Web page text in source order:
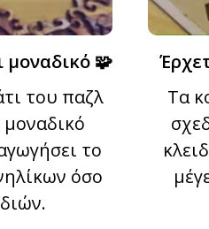
μοναδικό 🧩
του παζλ
μοναδικό
το
όσο
Τα